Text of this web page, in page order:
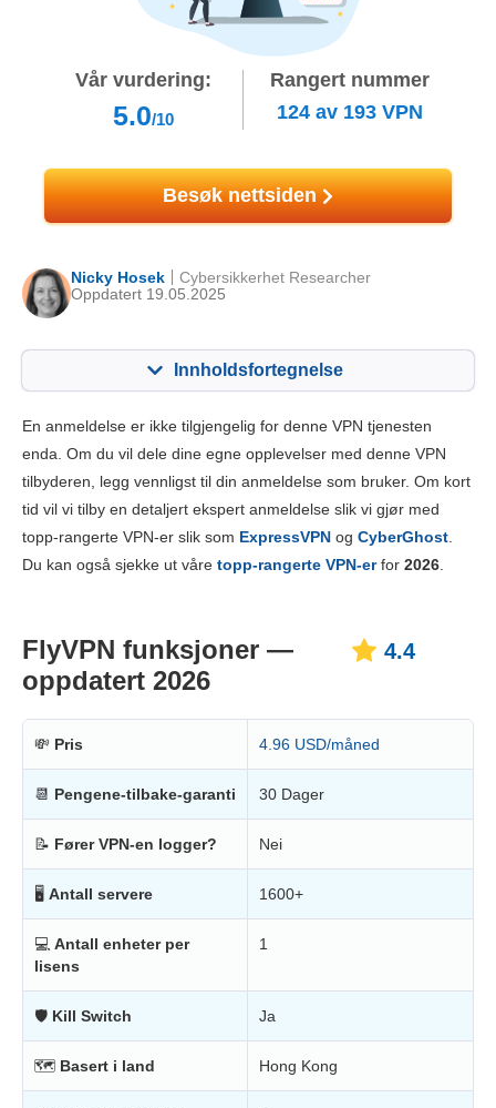
Vår vurdering:
5.0/10
Rangert nummer
124 av 193VPN
Besøk nettsiden
Nicky Hosek
Oppdatert 19.05.2025
Cybersikkerhet Researcher
Innholdsfortegnelse
Nøkkelfunksjoner 4.4
Installasjon og apper 6.0
Pålitelighet og støtte 6.3
En anmeldelse er ikke tilgjengelig for denne VPN tjenesten
enda. Om du vil dele dine egne opplevelser med denne VPN
tilbyderen, legg vennligst til din anmeldelse som bruker. Om kort
tid vil vi tilby en detaljert ekspert anmeldelse slik vi gjør med
topp-rangerte VPN-er slik som ExpressVPN og CyberGhost
Du kan også sjekke ut våre topp-rangerte VPN-erfor 2026
FlyVPN funksjoner —
oppdatert 2026
4.4
💸 Pris 4.96 USD/måned
📆 Pengene-tilbake-garanti 30 Dager
📝 Fører VPN-en logger? Nei
🖥 Antall servere 1600+
💻 Antall enheter per
lisens
1
🛡 Kill Switch Ja
🗺 Basert i land Hong Kong